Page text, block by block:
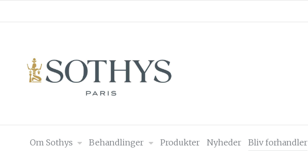
Om Sothys Behandlinger Produkter Nyheder Bliv forhandler